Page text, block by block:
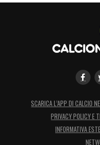
SCARICA L’APP DI CALCIO
PRIVACY POLICY E
INFORMATIVA